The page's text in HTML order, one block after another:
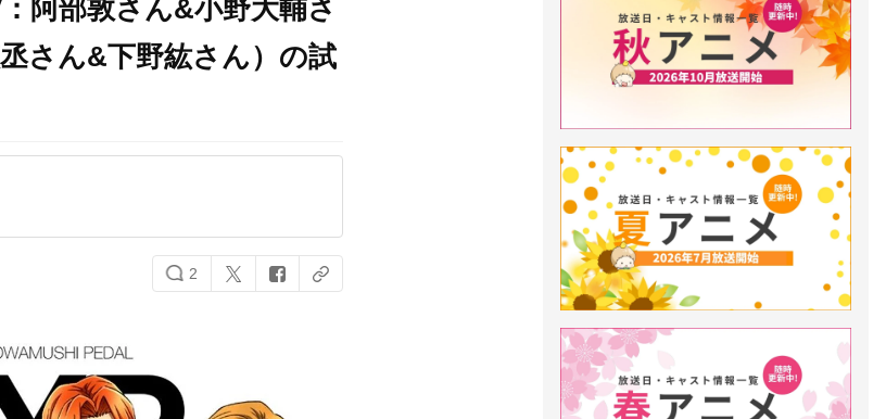
阿部敦さん&小野大輔さ
さん&下野紘さん）​の試
2